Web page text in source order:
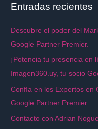
c
:
Entradas recientes
Descubre el poder del
Google Partner Premier.
¡Potencia tu presencia en
Imagen360.uy, tu socio
Confía en los Expertos en
Google Partner Premier.
Contacto con Adrian